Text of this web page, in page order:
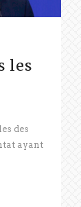
les
des
ayant